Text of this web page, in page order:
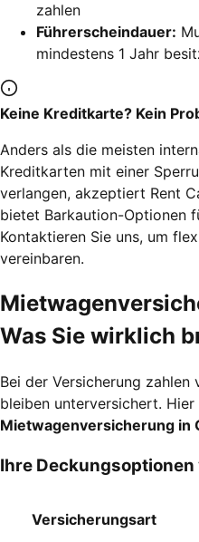
zahlen
Führerscheindauer:
mindestens 1 Jahr
Keine Kreditkarte? Kein
Anders als die meisten
Kreditkarten mit einer
verlangen, akzeptiert Rent
bietet Barkaution-Optionen
Kontaktieren Sie uns, um
vereinbaren.
Was Sie wirklich
Bei der Versicherung zahlen
bleiben unterversichert.
Mietwagenversicherung in
Ihre
Versicherungsart